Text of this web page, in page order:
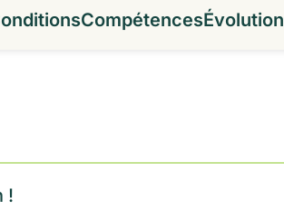
CompétencesÉvolution
!